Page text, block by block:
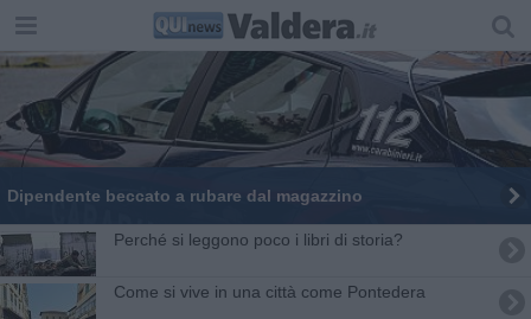
Dipendente beccato a rubare dal magazzino
​Perché si leggono poco i libri di storia?
Come si vive in una città come Pontedera